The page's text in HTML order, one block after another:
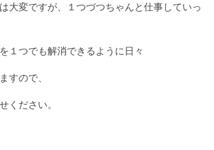
大変ですが、１つづつちゃんと仕事していっ
１つでも解消できるように日々
すので、
ください。